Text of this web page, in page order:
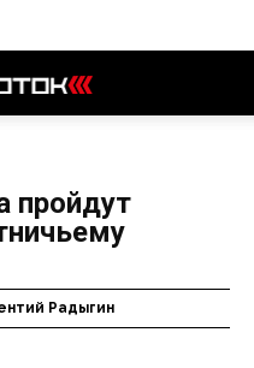
пройдут
Радыгин